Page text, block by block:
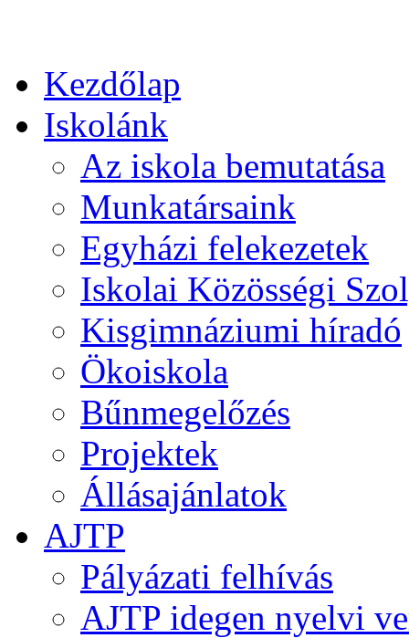
Kezdőlap
Iskolánk
Az iskola bemutatása
Munkatársaink
Egyházi felekezetek
Iskolai Közösségi
Kisgimnáziumi híradó
Ökoiskola
Bűnmegelőzés
Projektek
Állásajánlatok
AJTP
Pályázati felhívás
AJTP idegen nyelvi